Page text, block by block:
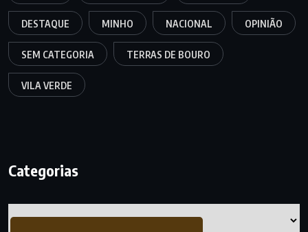
DESTAQUE MINHO NACIONAL OPINIÃO
SEM CATEGORIA TERRAS DE BOURO
VILA VERDE
Categorias